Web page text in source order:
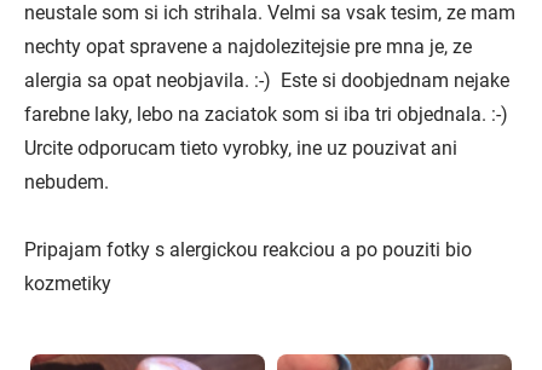
neustale som si ich strihala. Velmi sa vsak tesim, ze mam
nechty opat spravene a najdolezitejsie pre mna je, ze
alergia sa opat neobjavila. :-) Este si doobjednam nejake
farebne laky, lebo na zaciatok som si iba tri objednala. :-)
Urcite odporucam tieto vyrobky, ine uz pouzivat ani
nebudem.
Pripajam fotky s alergickou reakciou a po pouziti bio
kozmetiky